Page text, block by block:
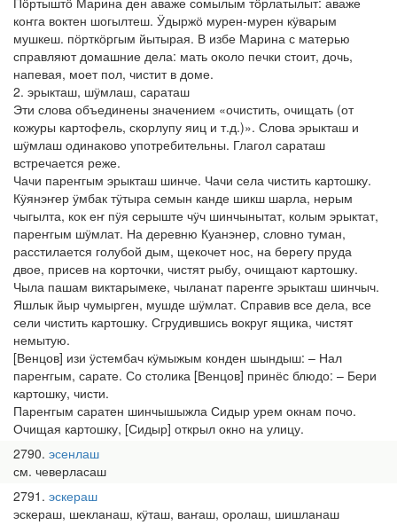
коҥга воктен шогылтеш. Ӱдыржӧ мурен-мурен кӱварым
мушкеш. пӧрткӧргым йытырая. В избе Марина с матерью
справляют домашние дела: мать около печки стоит, дочь,
напевая, моет пол, чистит в доме.
2. эрыкташ, шӱмлаш, сараташ
Эти слова объединены значением «очистить, очищать (от
кожуры картофель, скорлупу яиц и т.д.)». Слова эрыкташ и
шӱмлаш одинаково употребительны. Глагол сараташ
встречается реже.
Чачи пареҥгым эрыкташ шинче. Чачи села чистить картошку.
Кӱянэҥер ӱмбак тӱтыра семын канде шикш шарла, нерым
чыгылта, кок еҥ пӱя серыште чӱч шинчынытат, колым эрыктат,
пареҥгым шӱмлат. На деревню Куанэнер, словно туман,
расстилается голубой дым, щекочет нос, на берегу пруда
двое, присев на корточки, чистят рыбу, очищают картошку.
Чыла пашам виктарымеке, чыланат пареҥге эрыкташ шинчыч.
Яшлык йыр чумырген, мушде шӱмлат. Справив все дела, все
сели чистить картошку. Сгрудившись вокруг ящика, чистят
немытую.
[Венцов] изи ӱстембач кӱмыжым конден шындыш: – Нал
пареҥгым, сарате. Со столика [Венцов] принёс блюдо: – Бери
картошку, чисти.
Пареҥгым саратен шинчышыжла Сидыр урем окнам почо.
Очищая картошку, [Сидыр] открыл окно на улицу.
2790 эсенлаш
см. чеверласаш
2791 эскераш
эскераш, шекланаш, кӱташ, ваҥаш, оролаш, шишланаш